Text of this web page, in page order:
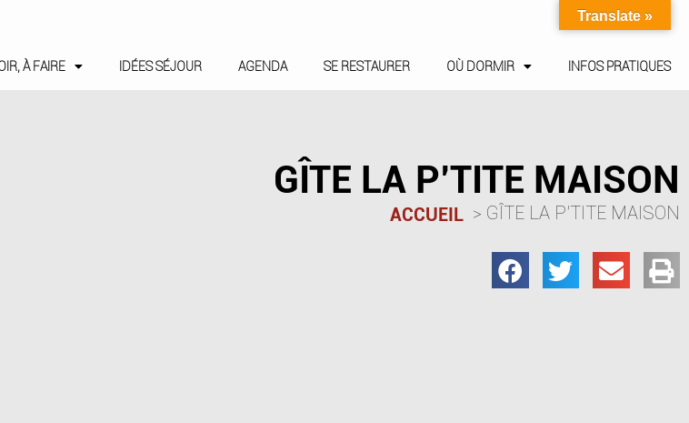
À FAIRE IDÉES SÉJOUR AGENDA SE RESTAURER OÙ DORMIR INFOS PRATIQUES
GÎTE LA P’TITE MAISON
ACCUEIL GÎTE LA P’TITE MAISON
Translate »